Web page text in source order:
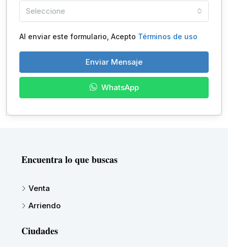
Seleccione
Al enviar este formulario, Acepto Términos de uso
Enviar Mensaje
WhatsApp
Encuentra lo que buscas
Venta
Arriendo
Ciudades